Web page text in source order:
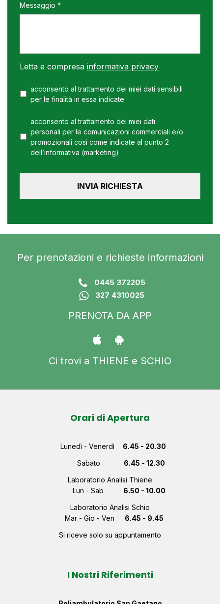
Messaggio *
Letta e compresa informativa privacy
acconsento al trattamento dei miei dati sensibili
per le finalità in essa indicate
acconsento al trattamento dei miei dati
personali per le comunicazioni commerciali e/o
promozionali così come indicate al punto 2
dell’informativa (marketing)
Per prenotazioni e richieste informazioni
0445 372205
327 4310025
PRENOTA DA APP
Ci trovi a THIENE e SCHIO
Orari di Apertura
Lunedì - Venerdì
6.45 - 20.30
Sabato
6.45 - 12.30
Laboratorio Analisi Thiene
Lun - Sab
6.50 - 10.00
Laboratorio Analisi Schio
Mar - Gio - Ven
6.45 - 9.45
Si riceve solo su appuntamento
I Nostri Riferimenti